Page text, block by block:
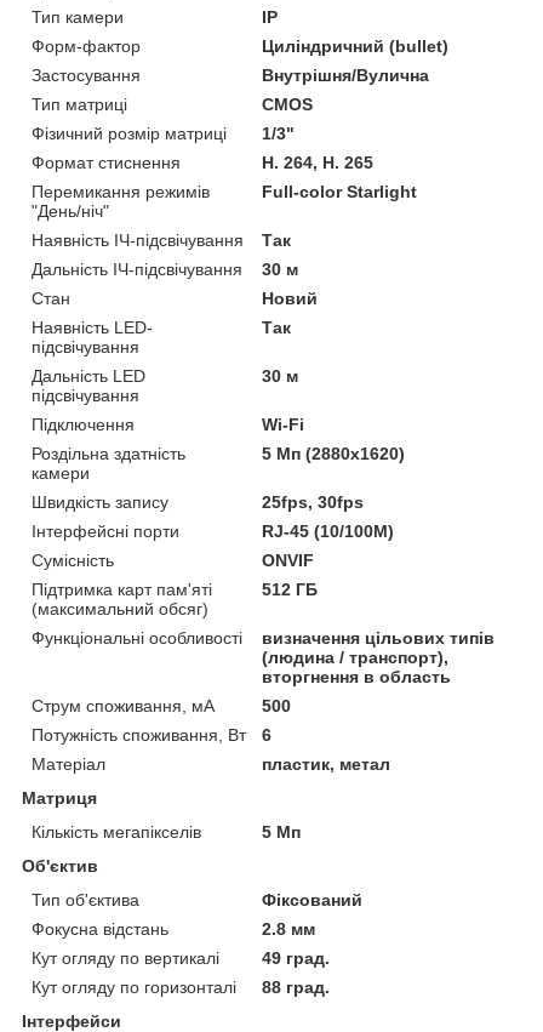
Тип камери
IP
Форм-фактор
Циліндричний (bullet)
Застосування
Внутрішня/Вулична
Тип матриці
CMOS
Фізичний розмір матриці
1/3"
Формат стиснення
H. 264, H. 265
Перемикання режимів
"День/ніч"
Full-color Starlight
Наявність ІЧ-підсвічування
Так
Дальність ІЧ-підсвічування
30 м
Стан
Новий
Наявність LED-
підсвічування
Так
Дальність LED
підсвічування
30 м
Підключення
Wi-Fi
Роздільна здатність
камери
5 Мп (2880x1620)
Швидкість запису
25fps, 30fps
Інтерфейсні порти
RJ-45 (10/100M)
Сумісність
ONVIF
Підтримка карт пам'яті
(максимальний обсяг)
512 ГБ
Функціональні особливості
визначення цільових типів
(людина / транспорт),
вторгнення в область
Струм споживання, мА
500
Потужність споживання, Вт
6
Матеріал
пластик, метал
Матриця
Кількість мегапікселів
5 Мп
Об'єктив
Тип об'єктива
Фіксований
Фокусна відстань
2.8 мм
Кут огляду по вертикалі
49 град.
Кут огляду по горизонталі
88 град.
Інтерфейси